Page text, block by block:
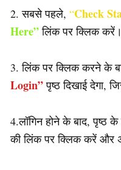
2. सबसे पहले, “Check
Here”लिंक पर क्लिक करें।
3. लिंक पर क्लिक करने के
Login” पृष्ठ दिखाई देगा,
4.लॉगिन होने के बाद, पृष्ठ
की लिंक पर क्लिक करें और